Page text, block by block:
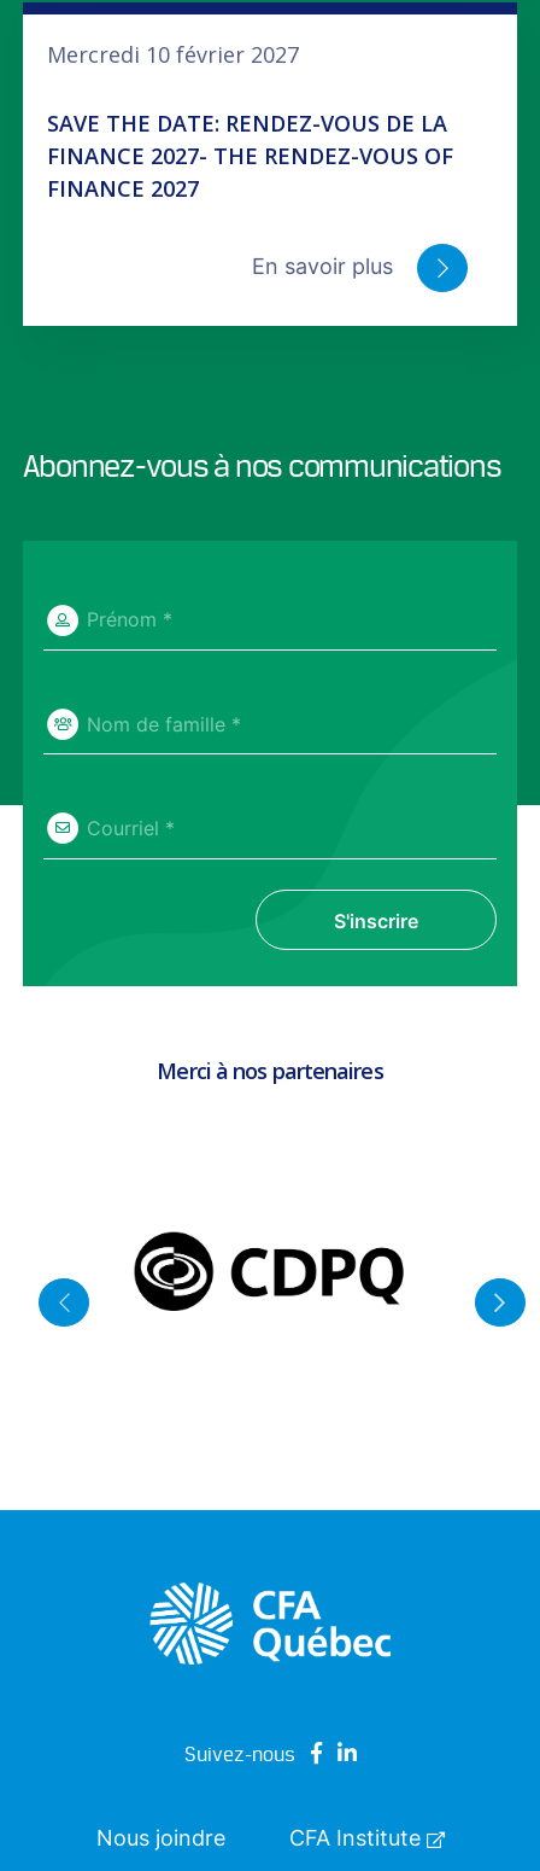
Mercredi 10 février 2027
SAVE THE DATE: RENDEZ-VOUS DE LA
FINANCE 2027- THE RENDEZ-VOUS OF
FINANCE 2027
En savoir plus
Abonnez-vous à nos communications
Prénom *
Nom de famille *
Courriel *
S'inscrire
Merci à nos partenaires
Suivez-nous
Nous joindre CFA Institute